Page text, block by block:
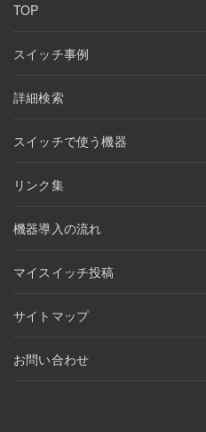
TOP
スイッチ事例
詳細検索
スイッチで使う機器
リンク集
機器導入の流れ
マイスイッチ投稿
サイトマップ
お問い合わせ